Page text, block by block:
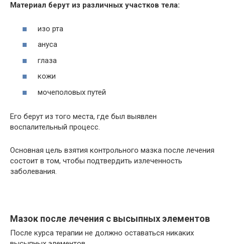
Материал берут из различных участков тела:
изо рта
ануса
глаза
кожи
мочеполовых путей
Его берут из того места, где был выявлен
воспалительный процесс.
Основная цель взятия контрольного мазка после лечения
состоит в том, чтобы подтвердить излеченность
заболевания.
Мазок после лечения с высыпных элементов
После курса терапии не должно оставаться никаких